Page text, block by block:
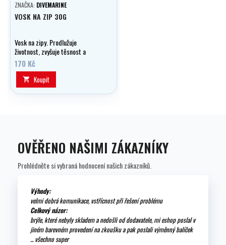
ZNAČKA: DIVEMARINE
VOSK NA ZIP 30G
Vosk na zipy. Prodlužuje
životnost, zvyšuje těsnost a
lehkost zapínání.
170 Kč
 Koupit
OVĚŘENO NAŠIMI ZÁKAZNÍKY
Prohlédněte si vybraná hodnocení našich zákazníků.
Výhody:
velmi dobrá komunikace, vstřícnost při řešení problému
Celkový názor:
brýle, které nebyly skladem a nedošli od dodavatele, mi eshop poslal v
jiném barevném provedení na zkoušku a pak poslali výměnný balíček
... všechno super